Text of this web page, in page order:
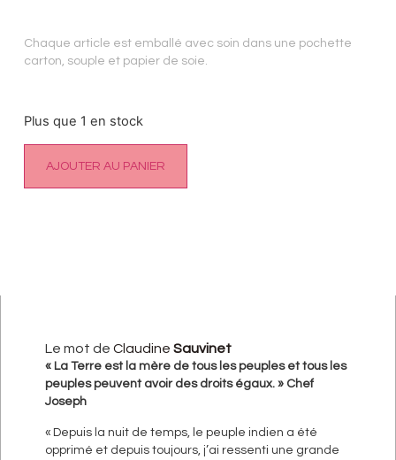
Chaque article est emballé avec soin dans une pochette
carton, souple et papier de soie.
Plus que 1 en stock
AJOUTER AU PANIER
Le mot de Claudine Sauvinet
« La Terre est la mère de tous les peuples et tous les
peuples peuvent avoir des droits égaux. » Chef
Joseph
« Depuis la nuit de temps, le peuple indien a été
opprimé et depuis toujours, j’ai ressenti une grande